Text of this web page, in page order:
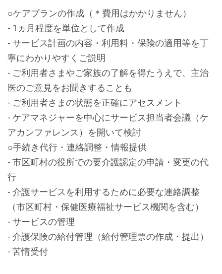
○ケアプランの作成（＊費用はかかりません）
- 1ヵ月程度を単位として作成
- サービス計画の内容・利用料・保険の適用等を丁
寧にわかりやすくご説明
- ご利用者さまやご家族の了解を得たうえで、主治
医のご意見をお聞きすることも
- ご利用者さまの状態を正確にアセスメント
- ケアマネジャーを中心にサービス担当者会議（ケ
アカンファレンス）を開いて検討
○手続き代行・連絡調整・情報提供
- 市区町村の役所での要介護認定の申請・変更の代
行
- 介護サービスを利用するために必要な連絡調整
（市区町村・保健医療福祉サービス機関を含む）
- サービスの管理
- 介護保険の給付管理（給付管理票の作成・提出）
- 苦情受付